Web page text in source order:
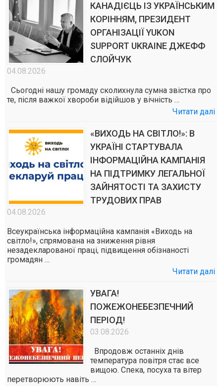
КАНАДІЄЦЬ ІЗ УКРАЇНСЬКИМ
КОРІННЯМ, ПРЕЗИДЕНТ
ОРГАНІЗАЦІЇ YUKON
SUPPORT UKRAINE ДЖЕФФ
СЛОЙЧУК
04.08.2026
Сьогодні нашу громаду сколихнула сумна звістка про
те, після важкої хвороби відійшов у вічність …
Читати далі
«ВИХОДЬ НА СВІТЛО!»: В
УКРАЇНІ СТАРТУВАЛА
ІНФОРМАЦІЙНА КАМПАНІЯ
НА ПІДТРИМКУ ЛЕГАЛЬНОЇ
ЗАЙНЯТОСТІ ТА ЗАХИСТУ
ТРУДОВИХ ПРАВ
04.08.2026
Всеукраїнська інформаційна кампанія «Виходь на
світло!», спрямована на зниження рівня
незадекларованої праці, підвищення обізнаності
громадян …
Читати далі
УВАГА!
ПОЖЕЖОНЕБЕЗПЕЧНИЙ
ПЕРІОД!
03.08.2026
Впродовж останніх днів
температура повітря стає все
вищою. Спека, посуха та вітер
перетворюють навіть …